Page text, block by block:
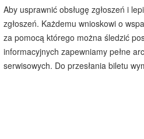
Aby usprawnić obsługę zgłoszeń i
zgłoszeń. Każdemu wnioskowi o
za pomocą którego można śledzić
informacyjnych zapewniamy pełne
serwisowych. Do przesłania biletu